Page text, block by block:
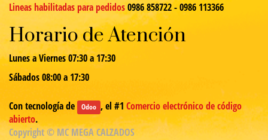
Lineas habilitadas para pedidos0986 858722 - 0986 113366
Horario de Atención
Lunes a Viernes 07:30 a 17:30
Sábados 08:00 a 17:30
Con tecnología de Odoo , el #1Comercio electrónico de código
abierto.
Copyright © MC MEGA CALZADOS